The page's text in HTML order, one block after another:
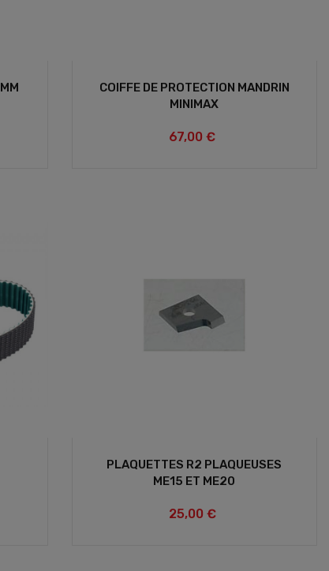
COIFFE DE PROTECTION MANDRIN
MINIMAX
67,00 €
PLAQUETTES R2 PLAQUEUSES
ME15 ET ME20
25,00 €